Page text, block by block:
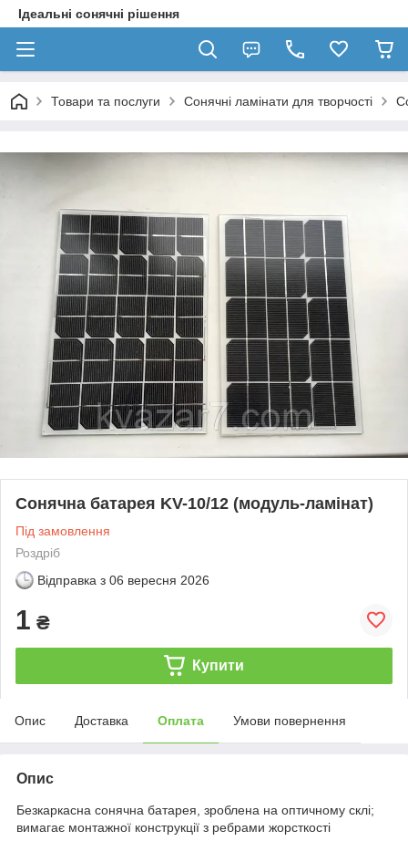
Ідеальні сонячні рішення
Товари та послуги Сонячні ламінати для творчості
Сонячна батарея KV-10/12 (модуль-ламінат)
Під замовлення
Роздріб
Відправка з 06 вересня 2026
1 ₴
Купити
Опис Доставка Оплата Умови повернення
Опис
Безкаркасна сонячна батарея, зроблена на оптичному склі;
вимагає монтажної конструкції з ребрами жорсткості